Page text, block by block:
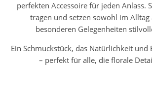
perfekten Accessoire für jeden Anlass.
tragen und setzen sowohl im Alltag
besonderen Gelegenheiten
Ein Schmuckstück, das Natürlichkeit und
– perfekt für alle, die florale